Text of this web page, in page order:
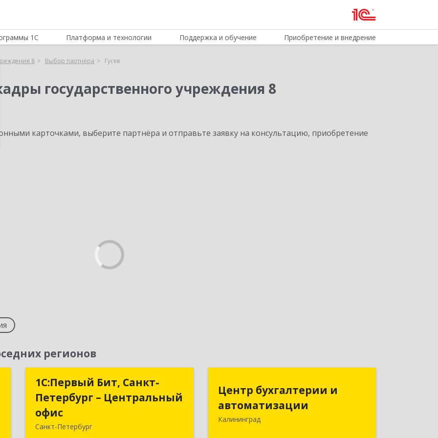
1С Платформа и технологии Поддержка и обучение Приобретение и внедрение
8 Выбор партнёра Гусев
государственного учреждения 8
карточками, выберите партнёра и отправьте заявку на консультацию, приобретение
регионов
1С:Первый Бит, Санкт-
Петербург – Центральный
офис
Санкт-Петербург
1С:Первый Бит, Санкт-
Петербург – Центральный
Центр бухгалтерии и
автоматизации
Калининград
Центр бухгалтерии и
автоматизации
236006, Калининградская обл,